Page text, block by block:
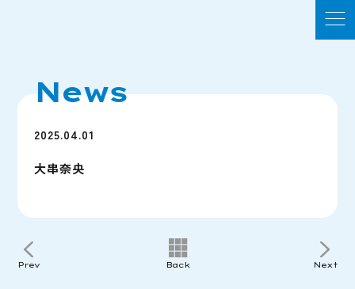
News
2025.04.01
大串奈央
Prev Back Next